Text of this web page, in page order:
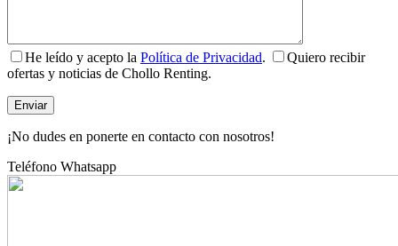
He leído y acepto la Política de Privacidad.
Quiero recibir
ofertas y noticias de Chollo Renting.
¡No dudes en ponerte en contacto con nosotros!
Teléfono Whatsapp